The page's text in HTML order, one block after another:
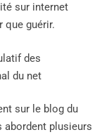
sur internet
que guérir.
des
du net
sur le blog du
abordent plusieurs